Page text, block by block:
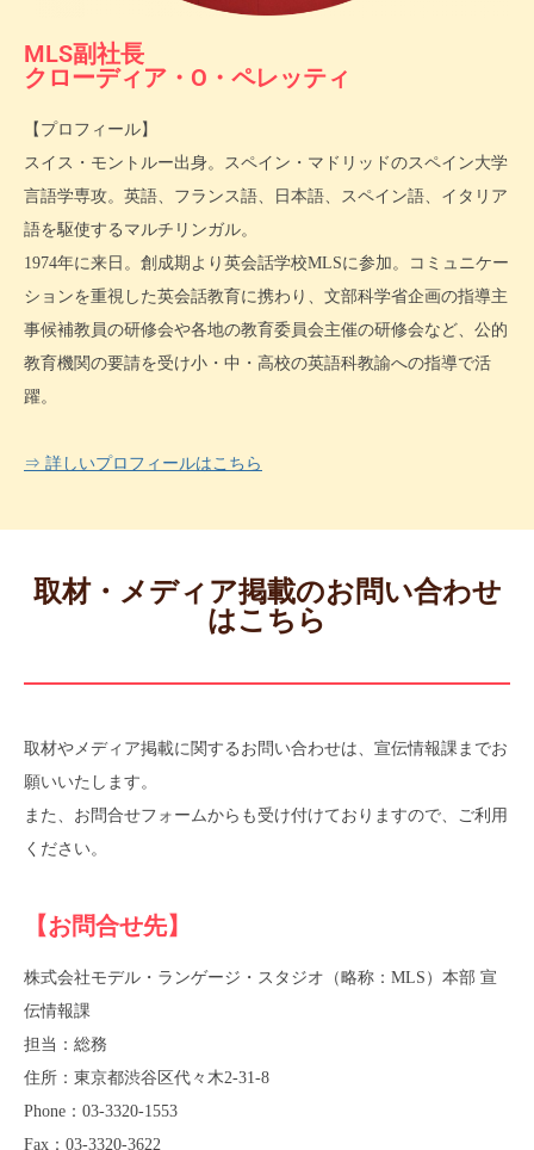
MLS副社長
クローディア・O・ペレッティ
【プロフィール】
スイス・モントルー出身。スペイン・マドリッドのスペイン大学
言語学専攻。英語、フランス語、日本語、スペイン語、イタリア
語を駆使するマルチリンガル。
1974年に来日。創成期より英会話学校MLSに参加。コミュニケー
ションを重視した英会話教育に携わり、文部科学省企画の指導主
事候補教員の研修会や各地の教育委員会主催の研修会など、公的
教育機関の要請を受け小・中・高校の英語科教諭への指導で活
躍。
⇒ 詳しいプロフィールはこちら
取材・メディア掲載のお問い合わせ
はこちら
取材やメディア掲載に関するお問い合わせは、宣伝情報課までお
願いいたします。
また、お問合せフォームからも受け付けておりますので、ご利用
ください。
【お問合せ先】
株式会社モデル・ランゲージ・スタジオ（略称：MLS）本部 宣
伝情報課
担当：総務
住所：東京都渋谷区代々木2-31-8
Phone：03-3320-1553
Fax：03-3320-3622